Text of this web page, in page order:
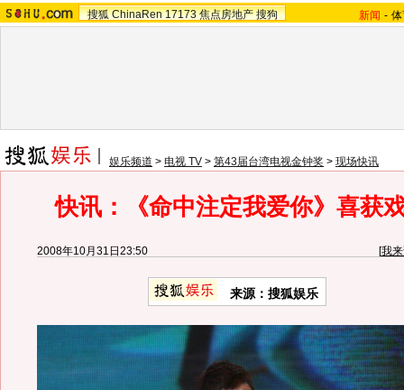
搜狐 ChinaRen 17173 焦点房地产 搜狗 新闻 -
娱乐频道 > 电视 TV > 第43届台湾电视金钟奖 > 现场快讯
快讯：《命中注定我爱你》喜获
2008年10月31日23:50 [我
来源：搜狐娱乐